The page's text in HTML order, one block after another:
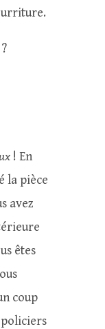
! En
la pièce
avez
êtes
coup
policiers